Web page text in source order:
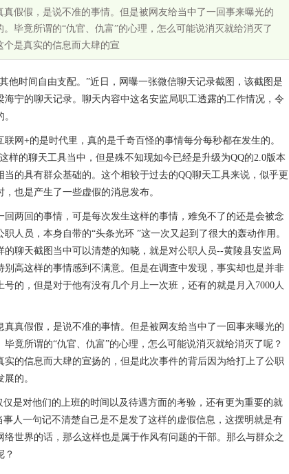
假假，是说不准的事情。但是被网友给当中了一回事来曝光的
毕竟所谓的“仇官、仇富”的心理，怎么可能说消灭就给消灭了
是真实的信息而大肆的宣
他时间自由支配。”近日，网曝一张微信聊天记录截图，该截图是
宁的聊天记录。聊天内容中这名安监局职工透露的工作情况，令
网+的是时代里，真的是千奇百怪的事情每分每秒都在发生的。
样的聊天工具当中，但是殊不知现如今已经是升级为QQ的2.0版本
的具有群众基础的。这个相较于过去的QQ聊天工具来说，似乎更
也是产生了一些虚假的消息发布。
两回的事情，可是每次发生这样的事情，难免不了的还是会被念
人员，本身自带的“头条光环 ”这一次又起到了很大的轰动作用。
聊天截图当中可以清楚的知晓，就是对公职人员--黄陵县安监局
高这样的事情感到不满意。但是在调查中发现，事实却也是并非
的，但是对于他有没有几个月上一次班，还有的就是月入7000人
真假假，是说不准的事情。但是被网友给当中了一回事来曝光的
竟所谓的“仇官、仇富”的心理，怎么可能说消灭就给消灭了呢？
的信息而大肆的宣扬的，但是此次事件的背后因为给打上了公职
的。
是对他们的上班的时间以及待遇方面的考验，还有更为重要的就
人一句记不清楚自己是不是发了这样的虚假信息，这摆明就是有
世界的话，那么这样也是属于作风有问题的干部。那么与群众之
？